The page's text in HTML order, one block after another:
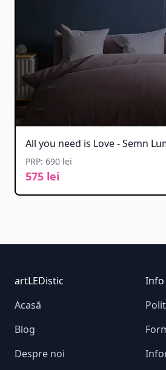
All you need is Love - Semn
PRP: 690 lei
575 lei
Footer
artLEDistic
Acasă
Blog
Despre noi
Info